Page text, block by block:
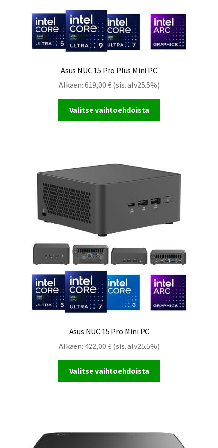
Asus NUC 15 Pro Plus Mini PC
Alkaen: 619,00 €(sis. alv25.5%)
Valitse vaihtoehdoista
Asus NUC 15 Pro Mini PC
Alkaen: 422,00 €(sis. alv25.5%)
Valitse vaihtoehdoista